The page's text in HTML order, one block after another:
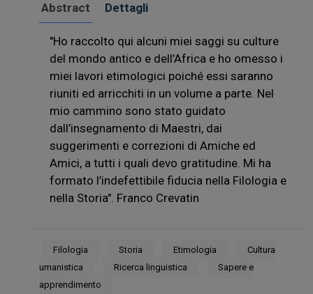
Abstract Dettagli
"Ho raccolto qui alcuni miei saggi su culture
del mondo antico e dell’Africa e ho omesso i
miei lavori etimologici poiché essi saranno
riuniti ed arricchiti in un volume a parte. Nel
mio cammino sono stato guidato
dall’insegnamento di Maestri, dai
suggerimenti e correzioni di Amiche ed
Amici, a tutti i quali devo gratitudine. Mi ha
formato l’indefettibile fiducia nella Filologia e
nella Storia". Franco Crevatin
Filologia Storia Etimologia
Cultura
umanistica
Ricerca linguistica
Sapere e
apprendimento